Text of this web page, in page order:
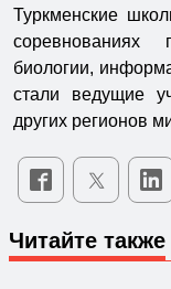
Туркменские
биологии,
стали ведущие
других регионов
Читайте также